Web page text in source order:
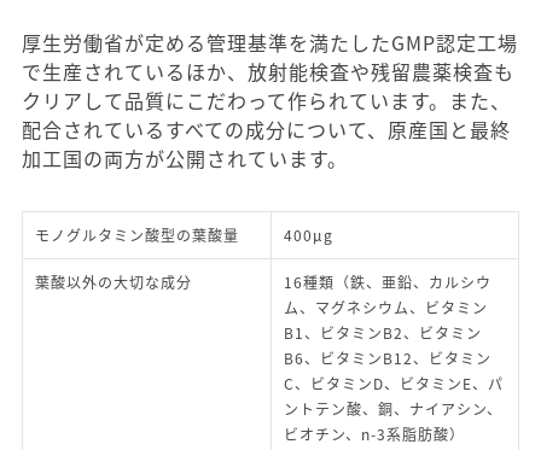
厚生労働省が定める管理基準を満たしたGMP認定工場
で生産されているほか、放射能検査や残留農薬検査も
クリアして品質にこだわって作られています。また、
配合されているすべての成分について、原産国と最終
加工国の両方が公開されています。
モノグルタミン酸型の葉酸量 400μg
葉酸以外の大切な成分
16種類（鉄、亜鉛、カルシウ
ム、マグネシウム、ビタミン
B1、ビタミンB2、ビタミン
B6、ビタミンB12、ビタミン
C、ビタミンD、ビタミンE、パ
ントテン酸、銅、ナイアシン、
ビオチン、n-3系脂肪酸）